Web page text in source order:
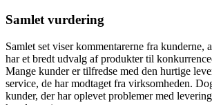
Samlet vurdering
Samlet set viser kommentarerne fra kunderne,
har et bredt udvalg af produkter til
Mange kunder er tilfredse med den hurtige
service, de har modtaget fra virksomheden.
kunder, der har oplevet problemer med